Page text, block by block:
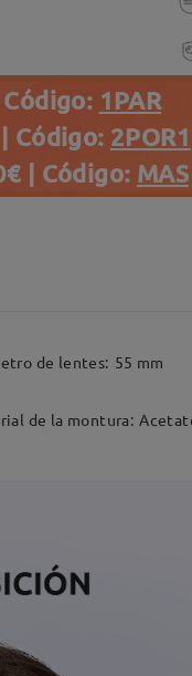
1PAR
Código: 2POR1
| Código: MAS
de lentes: 55 mm
de la montura: